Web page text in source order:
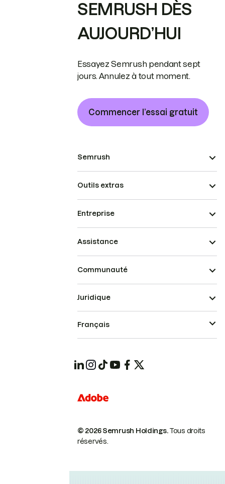
SEMRUSH DÈS
AUJOURD’HUI
Essayez Semrush pendant sept
jours. Annulez à tout moment.
Commencer l’essai gratuit
Semrush
Outils extras
Entreprise
Assistance
Communauté
© 2026 Semrush Holdings.Tous droits
réservés.
Juridique
Français